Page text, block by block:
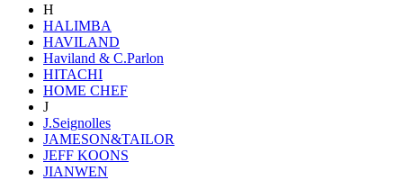
H
HALIMBA
HAVILAND
Haviland & C.Parlon
HITACHI
HOME CHEF
J
J.Seignolles
JAMESON&TAILOR
JEFF KOONS
JIANWEN